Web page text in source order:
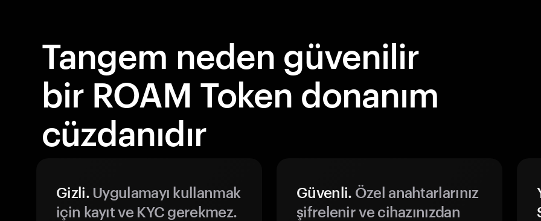
Tangem neden güvenilir
bir ROAM Token donanım
cüzdanıdır
Gizli.Uygulamayı kullanmak
için kayıt ve KYC gerekmez.
Güvenli. Özel anahtarlarınız
şifrelenir ve cihazınızdan